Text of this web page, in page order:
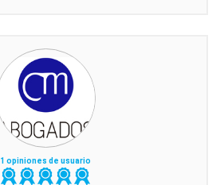
1 opiniones de usuario